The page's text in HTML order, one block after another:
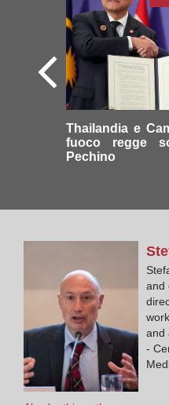
Thailandia e
fuoco regge
Pechino
and
and
-